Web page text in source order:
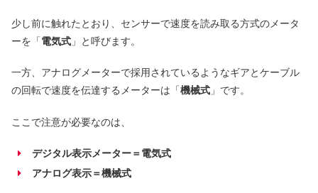
少し前に触れたとおり、センサーで速度を読み取る方式のメータ
ーを「 電気式 」と呼びます。
一方、アナログメーターで採用されているようなギアとケーブル
の回転で速度を伝達するメーターは「 機械式 」です。
ここで注意が必要なのは、
デジタル表示メーター＝電気式
アナログ表示＝機械式